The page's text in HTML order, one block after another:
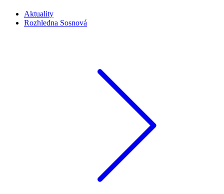
Aktuality
Rozhledna Sosnová